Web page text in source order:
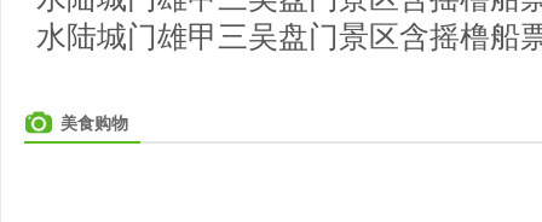
水陆城门雄甲三吴盘门景区含摇橹船
美食购物